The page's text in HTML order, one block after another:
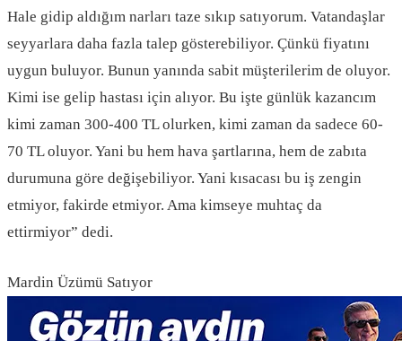
Hale gidip aldığım narları taze sıkıp satıyorum. Vatandaşlar
seyyarlara daha fazla talep gösterebiliyor. Çünkü fiyatını
uygun buluyor. Bunun yanında sabit müşterilerim de oluyor.
Kimi ise gelip hastası için alıyor. Bu işte günlük kazancım
kimi zaman 300-400 TL olurken, kimi zaman da sadece 60-
70 TL oluyor. Yani bu hem hava şartlarına, hem de zabıta
durumuna göre değişebiliyor. Yani kısacası bu iş zengin
etmiyor, fakirde etmiyor. Ama kimseye muhtaç da
ettirmiyor” dedi.
Mardin Üzümü Satıyor